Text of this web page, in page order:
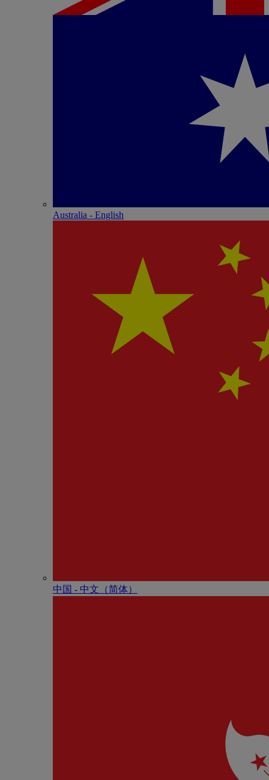
Australia - English
中国 - 中⽂（简体）